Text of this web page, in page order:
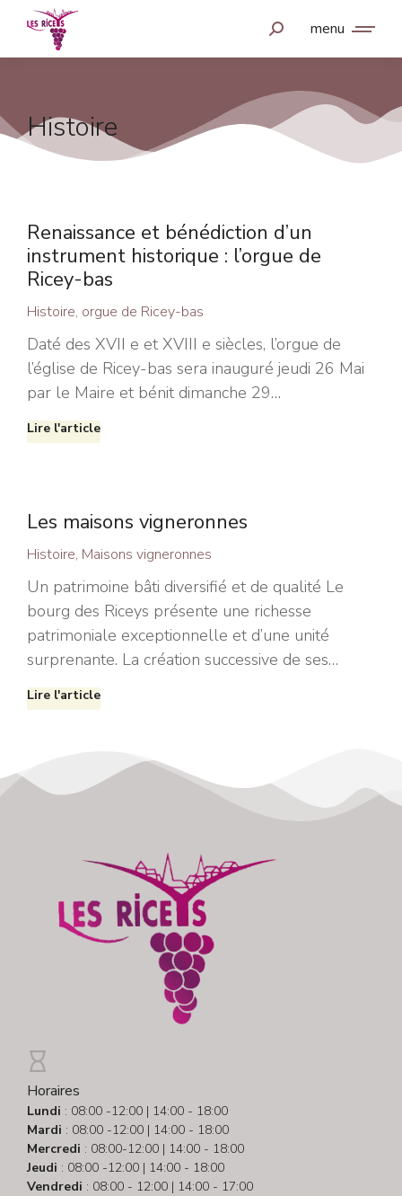
menu
Histoire
Renaissance et bénédiction d’un
instrument historique : l’orgue de
Ricey-bas
Histoire, orgue de Ricey-bas
Daté des XVII e et XVIII e siècles, l’orgue de
l’église de Ricey-bas sera inauguré jeudi 26 Mai
par le Maire et bénit dimanche 29…
Lire l'article
Les maisons vigneronnes
Histoire, Maisons vigneronnes
Un patrimoine bâti diversifié et de qualité Le
bourg des Riceys présente une richesse
patrimoniale exceptionnelle et d’une unité
surprenante. La création successive de ses…
Lire l'article
Horaires
Lundi : 08:00 -12:00 | 14:00 - 18:00
Mardi : 08:00 -12:00 | 14:00 - 18:00
Mercredi : 08:00-12:00 | 14:00 - 18:00
Jeudi : 08:00 -12:00 | 14:00 - 18:00
Vendredi : 08:00 - 12:00 | 14:00 - 17:00